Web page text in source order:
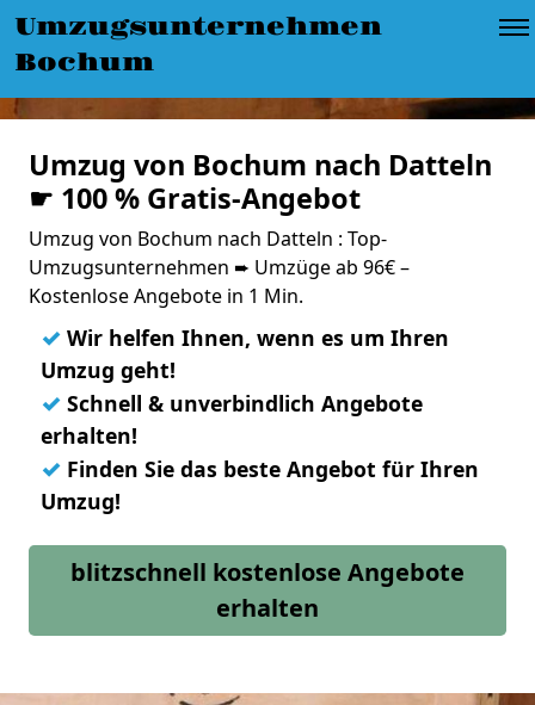
Umzugsunternehmen
Bochum
Umzug von Bochum nach Datteln
☛ 100 % Gratis-Angebot
Umzug von Bochum nach Datteln : Top-
Umzugsunternehmen ➨ Umzüge ab 96€ –
Kostenlose Angebote in 1 Min.
✓ Wir helfen Ihnen, wenn es um Ihren
Umzug geht!
✓ Schnell & unverbindlich Angebote
erhalten!
✓ Finden Sie das beste Angebot für Ihren
Umzug!
blitzschnell kostenlose Angebote
erhalten